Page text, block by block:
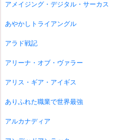
アメイジング・デジタル・サーカス
あやかしトライアングル
アラド戦記
アリーナ・オブ・ヴァラー
アリス・ギア・アイギス
ありふれた職業で世界最強
アルカナディア